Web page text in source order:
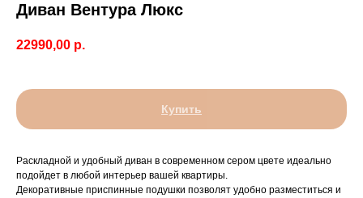
Диван Вентура Люкс
22990,00 р.
Купить
Раскладной и удобный диван в современном сером цвете идеально
подойдет в любой интерьер вашей квартиры.
Декоративные приспинные подушки позволят удобно разместиться и